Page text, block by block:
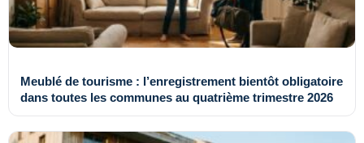
Meublé de tourisme : l’enregistrement bientôt obligatoire
dans toutes les communes au quatrième trimestre 2026